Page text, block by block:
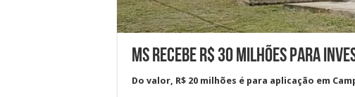
MS recebe R$ 30 milhões para
Do valor, R$ 20 milhões é para aplicação em